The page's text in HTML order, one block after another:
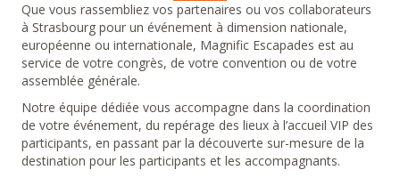
Que vous rassembliez vos partenaires ou vos collaborateurs
à Strasbourg pour un événement à dimension nationale,
européenne ou internationale, Magnific Escapades est au
service de votre congrès, de votre convention ou de votre
assemblée générale.
Notre équipe dédiée vous accompagne dans la coordination
de votre événement, du repérage des lieux à l’accueil VIP des
participants, en passant par la découverte sur-mesure de la
destination pour les participants et les accompagnants.